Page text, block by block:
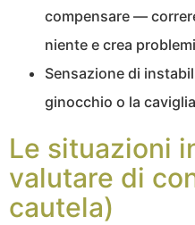
compensare —
niente e crea
Sensazione di
ginocchio o la
Le situazioni
valutare di
cautela)